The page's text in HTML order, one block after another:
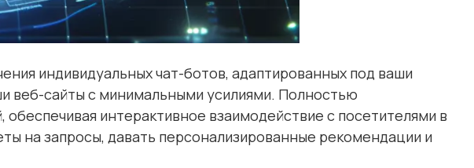
индивидуальных чат-ботов, адаптированных под ваши
веб-сайты с минимальными усилиями. Полностью
интерактивное взаимодействие с посетителями в
на запросы, давать персонализированные рекомендации и